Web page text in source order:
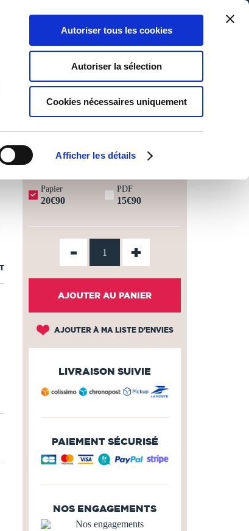
Afficher les détails
Autoriser tous les cookies
Autoriser la sélection
Cookies nécessaires uniquement
0
Panier
0
Ma liste
Connexion
OUVRÉS ⏱️
Papier
20€90
PDF
15€90
- +
AJOUTER AU PANIER
AJOUTER À MA LISTE D'ENVIES
LIVRAISON SUIVIE
PAIEMENT SÉCURISÉ
NOS ENGAGEMENTS